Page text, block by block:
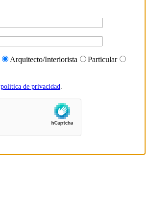
Arquitecto/Interiorista
Particular
política de privacidad